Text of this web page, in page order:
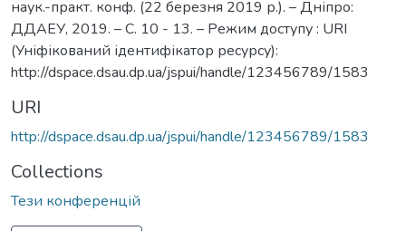
наук.-практ. конф. (22 березня 2019 р.). – Дніпро:
ДДАЕУ, 2019. – С. 10 - 13. – Режим доступу : URI
(Уніфікований ідентифікатор ресурсу):
http://dspace.dsau.dp.ua/jspui/handle/123456789/1583
URI
http://dspace.dsau.dp.ua/jspui/handle/123456789/1583
Collections
Тези конференцій